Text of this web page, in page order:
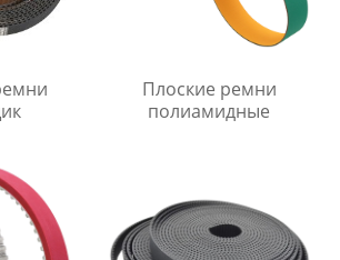
Плоские ремни
полиамидные